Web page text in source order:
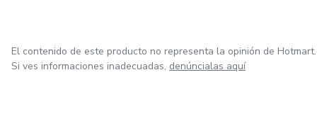
El contenido de este producto no representa la opinión de Hotmart.
Si ves informaciones inadecuadas, denúncialas aquí